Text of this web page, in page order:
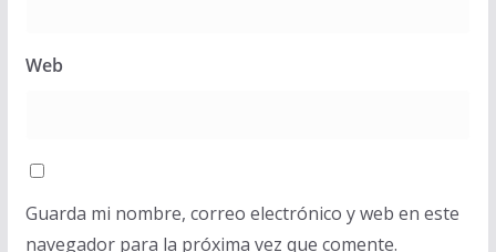
Web
Guarda mi nombre, correo electrónico y web en este
navegador para la próxima vez que comente.